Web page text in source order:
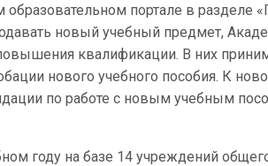
портале в разделе
новый учебный предмет,
квалификации. В них
нового учебного пособия. К
по работе с новым учебным
году на базе 14 учреждений